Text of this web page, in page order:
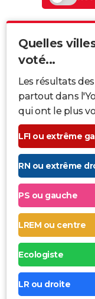
Quelles
voté...
Les résultats
partout dans
qui ont le plus
LFI ou extrême
RN ou extrême
PS ou gauche
LREM ou centre
Ecologiste
LR ou droite